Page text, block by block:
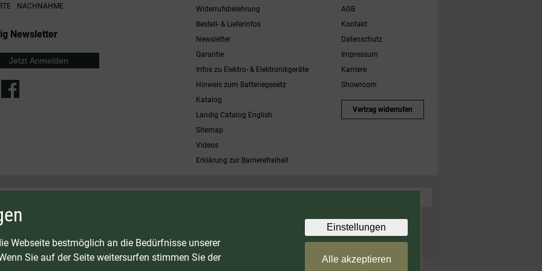
NACHNAHME
Newsletter
Jetzt Anmelden
Widerrufsbelehrung
Bestell- & Lieferinfos
Newsletter
Garantie
Infos zu Elektro- & Elektronikgeräte
Hinweis zum Batteriegesetz
Katalog
Landig Catalog English
Sitemap
Videos
Erklärung zur Barrierefreiheit
AGB
Kontakt
Datenschutz
Impressum
Karriere
Showroom
Vertrag widerrufen
Nicht mit anderen Gutscheinaktionen kombinierbar. Nur gültig für Fleischwölfe und ausgewählte Zubehörartikel. Nicht einlösbar auf bereits rabattierte
Webseite bestmöglich an die Bedürfnisse unserer
Sie auf der Seite weitersurfen stimmen Sie der
Einstellungen
Alle akzeptieren